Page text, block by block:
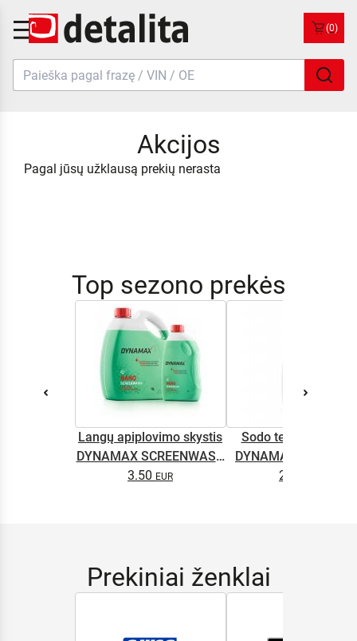
(0)
Akcijos
Pagal jūsų užklausą prekių nerasta
Top sezono prekės
Langų apiplovimo skystis
DYNAMAX SCREENWASH
NANO 4l
3.50
Sodo technikos
DYNAMAX M2T
2.65
Prekiniai ženklai